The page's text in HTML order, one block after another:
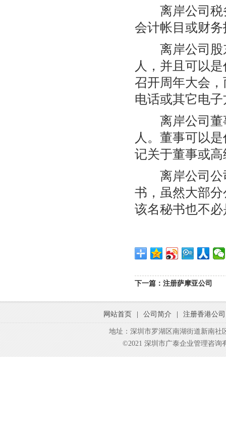
离岸公司税务
会计帐目或财
离岸公司股
人，并且可以
召开周年大会
电话或其它电
离岸公司董事
人。董事可以
记关于董事或
离岸公司公
书，虽然大部
该名秘书也不
下一篇： 注册萨摩亚公司
网站首页 | 公司简介 | 注册香港公司
地址：深圳市罗湖区南湖街道新南社
©2021 深圳市广泰企业管理咨